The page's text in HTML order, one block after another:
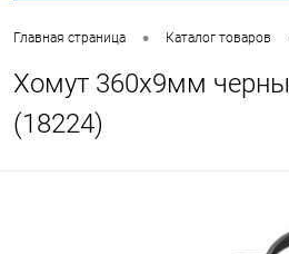
Главная страница • Каталог товаров
Хомут 360х9мм
(18224)